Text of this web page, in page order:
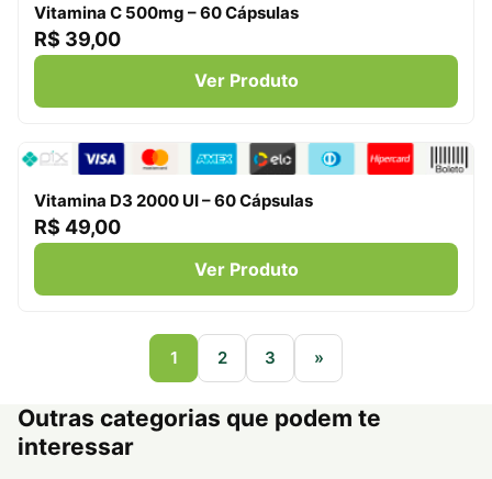
Vitamina C 500mg – 60 Cápsulas
R$ 39,00
Ver Produto
Vitamina D3 2000 UI – 60 Cápsulas
R$ 49,00
Ver Produto
1 2 3 »
Outras categorias que podem te
interessar